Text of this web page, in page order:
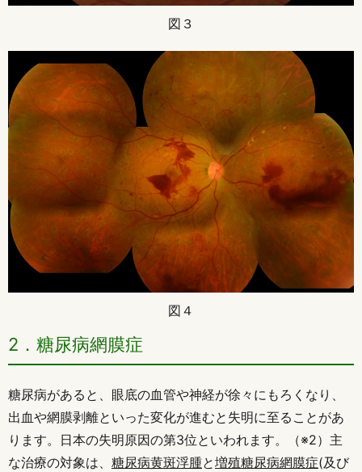
図３
図４
2．糖尿病網膜症
糖尿病があると、眼底の血管や神経が徐々にもろくなり、
出血や網膜剥離といった変化が進むと失明に至ることがあ
ります。日本の失明原因の第3位といわれます。（※2）主
な治療の対象は、 糖尿病黄斑浮腫と増殖糖尿病網膜症(及び